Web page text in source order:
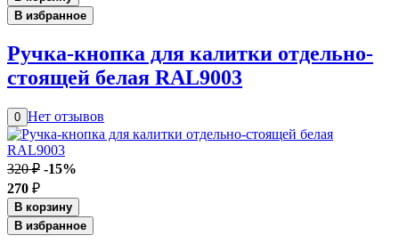
В избранное
Ручка-кнопка для калитки отдельно-
стоящей белая RAL9003
0 Нет отзывов
320 ₽ -15%
270 ₽
В корзину
В избранное